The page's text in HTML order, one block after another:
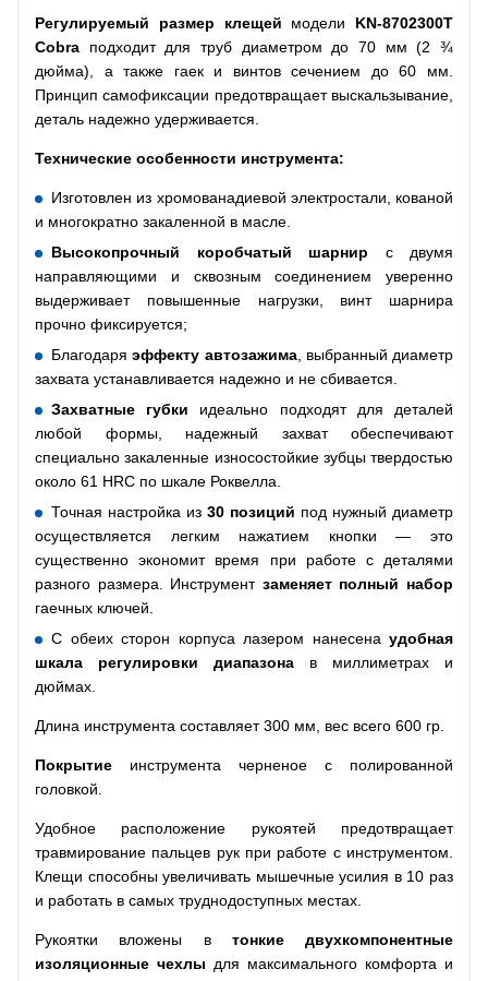
Регулируемый размер клещей модели KN-8702300T
Cobra подходит для труб диаметром до 70 мм (2 ¾
дюйма), а также гаек и винтов сечением до 60 мм.
Принцип самофиксации предотвращает выскальзывание,
деталь надежно удерживается.
Технические особенности инструмента:
Изготовлен из хромованадиевой электростали, кованой
и многократно закаленной в масле.
Высокопрочный коробчатый шарнир с двумя
направляющими и сквозным соединением уверенно
выдерживает повышенные нагрузки, винт шарнира
прочно фиксируется;
Благодаряэффекту автозажима, выбранный диаметр
захвата устанавливается надежно и не сбивается.
Захватные губки идеально подходят для деталей
любой формы, надежный захват обеспечивают
специально закаленные износостойкие зубцы твердостью
около 61 HRC по шкале Роквелла.
Точная настройка из 30 позиций под нужный диаметр
осуществляется легким нажатием кнопки — это
существенно экономит время при работе с деталями
разного размера. Инструмент заменяет полный набор
гаечных ключей.
С обеих сторон корпуса лазером нанесена удобная
шкала регулировки диапазона в миллиметрах и
дюймах.
Длина инструмента составляет 300 мм, вес всего 600 гр.
Покрытие инструмента черненое с полированной
головкой.
Удобное расположение рукоятей предотвращает
травмирование пальцев рук при работе с инструментом.
Клещи способны увеличивать мышечные усилия в 10 раз
и работать в самых труднодоступных местах.
Рукоятки вложены в тонкие
двухкомпонентные
изоляционные чехлы для максимального комфорта и